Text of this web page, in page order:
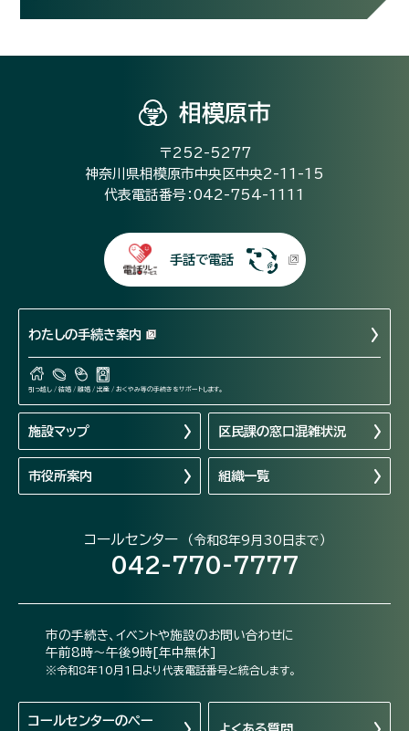
相模原市
〒252-5277
神奈川県相模原市中央区中央2-11-15
代表電話番号：042-754-1111
手話で電話
わたしの手続き案内
引っ越し / 結婚 / 離婚 / 出産 / おくやみ等の手続きをサポートします。
施設マップ 区民課の窓口混雑状況
市役所案内 組織一覧
コールセンター （令和8年9月30日まで）
042-770-7777
市の手続き、イベントや施設のお問い合わせに
午前8時～午後9時[年中無休]
※令和8年10月1日より代表電話番号と統合します。
コールセンターのペー